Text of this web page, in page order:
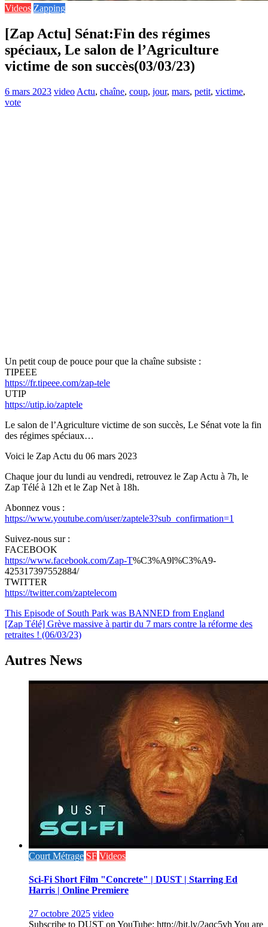
Videos Zapping
[Zap Actu] Sénat:Fin des régimes
spéciaux, Le salon de l’Agriculture
victime de son succès(03/03/23)
6 mars 2023 video Actu, chaîne, coup, jour, mars, petit, victime,
vote
Un petit coup de pouce pour que la chaîne subsiste :
TIPEEE
https://fr.tipeee.com/zap-tele
UTIP
https://utip.io/zaptele
Le salon de l’Agriculture victime de son succès, Le Sénat vote la fin
des régimes spéciaux…
Voici le Zap Actu du 06 mars 2023
Chaque jour du lundi au vendredi, retrouvez le Zap Actu à 7h, le
Zap Télé à 12h et le Zap Net à 18h.
Abonnez vous :
https://www.youtube.com/user/zaptele3?sub_confirmation=1
Suivez-nous sur :
FACEBOOK
https://www.facebook.com/Zap-T%C3%A9l%C3%A9-
425317397552884/
TWITTER
https://twitter.com/zaptelecom
Navigation
de
This Episode of South Park was BANNED from England
[Zap Télé] Grève massive à partir du 7 mars contre la réforme des
retraites ! (06/03/23)
Autres News
Court Métrage SF Videos
Sci-Fi Short Film "Concrete" | DUST | Starring Ed
Harris | Online Premiere
27 octobre 2025 video
Subscribe to DUST on YouTube: http://bit.ly/2aqc5vh You are